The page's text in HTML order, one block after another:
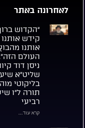
לאחרונה באתר
“הקדוש
קידש אותנו
אותנו
העולם
ניסן דוד
שליט”א
בליקוטי
תורה ל”ו
רביעי
קרא עוד...